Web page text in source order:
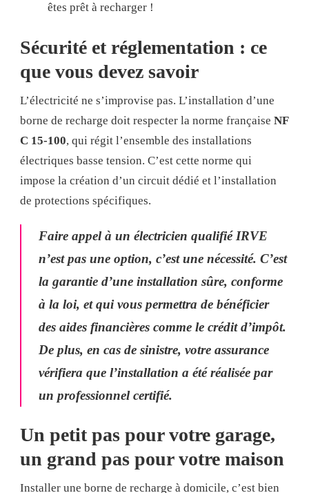
êtes prêt à recharger !
Sécurité et réglementation : ce
que vous devez savoir
L’électricité ne s’improvise pas. L’installation d’une
borne de recharge doit respecter la norme française NF
C 15-100, qui régit l’ensemble des installations
électriques basse tension. C’est cette norme qui
impose la création d’un circuit dédié et l’installation
de protections spécifiques.
Faire appel à un électricien qualifié IRVE
n’est pas une option, c’est une nécessité. C’est
la garantie d’une installation sûre, conforme
à la loi, et qui vous permettra de bénéficier
des aides financières comme le crédit d’impôt.
De plus, en cas de sinistre, votre assurance
vérifiera que l’installation a été réalisée par
un professionnel certifié.
Un petit pas pour votre garage,
un grand pas pour votre maison
Installer une borne de recharge à domicile, c’est bien